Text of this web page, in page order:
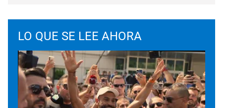
LO QUE SE LEE AHORA